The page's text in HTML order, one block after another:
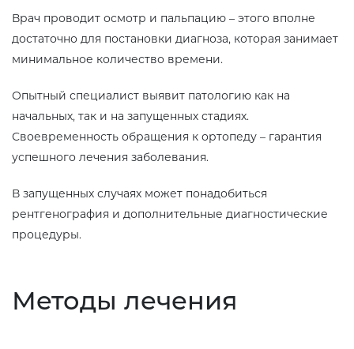
Врач проводит осмотр и пальпацию – этого вполне
достаточно для постановки диагноза, которая занимает
минимальное количество времени.
Опытный специалист выявит патологию как на
начальных, так и на запущенных стадиях.
Своевременность обращения к ортопеду – гарантия
успешного лечения заболевания.
В запущенных случаях может понадобиться
рентгенография и дополнительные диагностические
процедуры.
Методы лечения